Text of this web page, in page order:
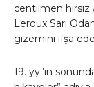
centilmen hırsız
Leroux Sarı
gizemini ifşa
19. yy.’ın